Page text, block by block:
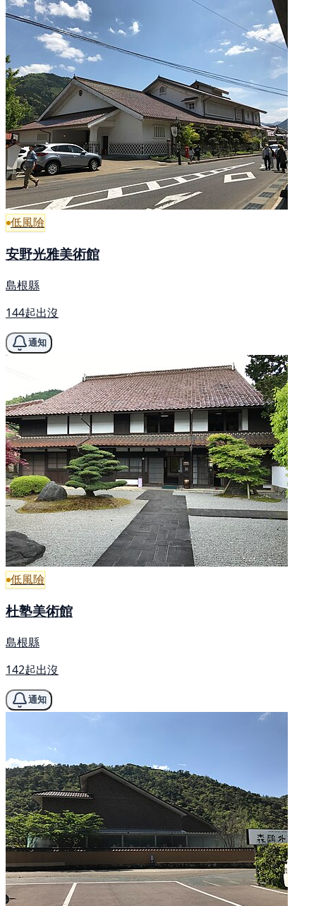
低風險
安野光雅美術館
島根縣
144起出沒
通知
低風險
杜塾美術館
島根縣
142起出沒
通知